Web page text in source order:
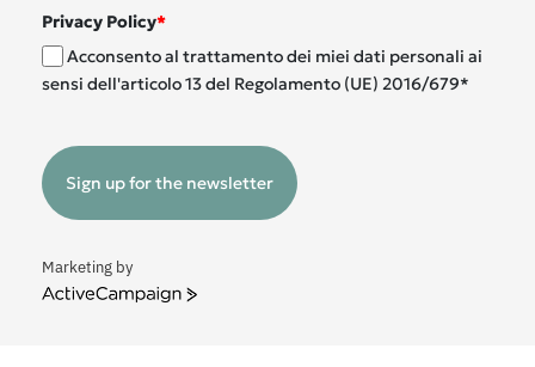
Privacy Policy*
Acconsento al trattamento dei miei dati personali ai
sensi dell'articolo 13 del Regolamento (UE) 2016/679*
Sign up for the newsletter
Marketing by
ActiveCampaign